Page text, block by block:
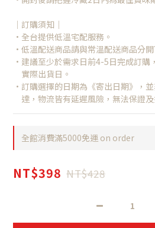
｜訂購須知｜
•全台提供低溫宅配服務。
•低溫配送商品請與常溫配送商品分開
•建議至少於需求日前4-5日完成訂購
實際出貨日。
•訂購選擇的日期為《寄出日期》，
達，物流皆有延遲風險，無法保證及
全館消費滿5000免運 on order
NT$398 NT$428